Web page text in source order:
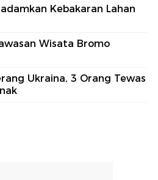
Kebakaran Lahan
Wisata Bromo
Ukraina, 3 Orang Tewas